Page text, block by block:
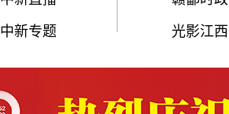
中新专题 光影江西